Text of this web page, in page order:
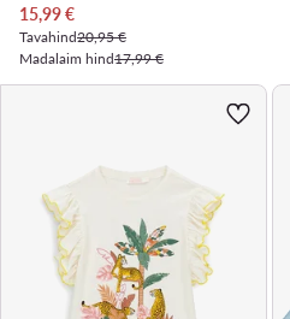
Praegune hind
15,99€
Tavahind20,95 €
Madalaim hind17,99 €